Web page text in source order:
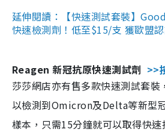
延伸閱讀：【快速測試套裝】
快速檢測劑！低至$15/支 獲歐盟
Reagen 新冠抗原快速測試劑 >>
莎莎網店亦有售多款快速測試套
以檢測到Omicron及Delta等新型
樣本，只需15分鐘就可以取得快